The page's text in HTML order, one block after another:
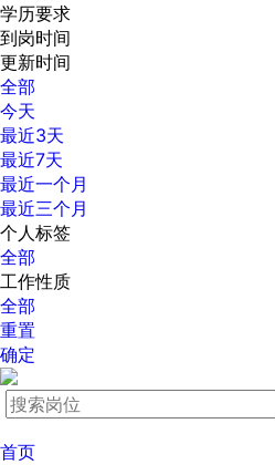
学历要求
到岗时间
更新时间
全部
今天
最近3天
最近7天
最近一个月
最近三个月
个人标签
全部
工作性质
全部
重置
确定
首页